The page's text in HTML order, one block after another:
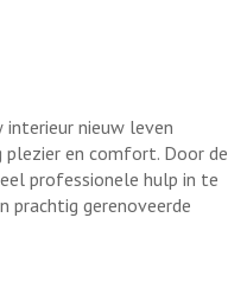
nieuw leven
plezier en comfort. Door de
professionele hulp in te
prachtig gerenoveerde